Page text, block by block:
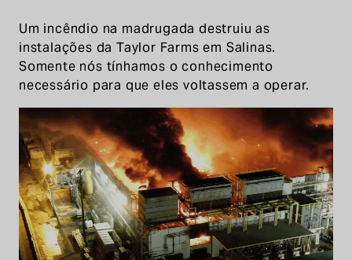
Um incêndio na madrugada destruiu as
instalações da Taylor Farms em Salinas.
Somente nós tínhamos o conhecimento
necessário para que eles voltassem a operar.